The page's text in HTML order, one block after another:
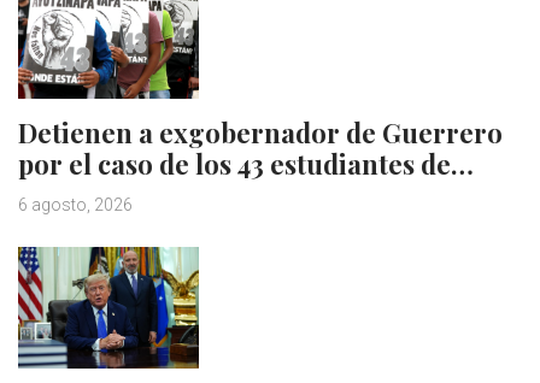
Detienen a exgobernador de Guerrero
por el caso de los 43 estudiantes de…
6 agosto, 2026